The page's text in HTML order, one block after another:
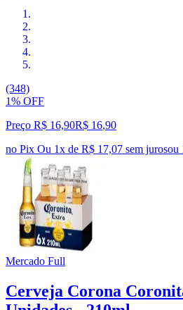
(348)
1% OFF
Preço R$ 16,90R$ 16,90
no Pix Ou 1x de R$ 17,07 sem jurosou
Mercado Full
Cerveja Corona